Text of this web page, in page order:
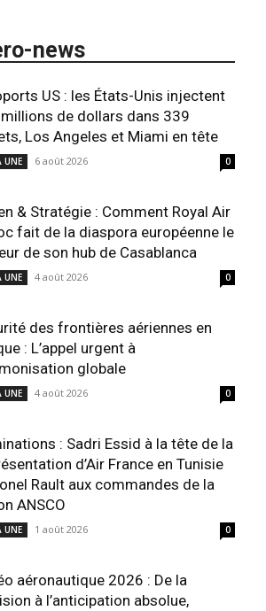
news
US : les États-Unis injectent
de dollars dans 339
Los Angeles et Miami en tête
UNE 6 août 2026 0
& Stratégie : Comment Royal Air
fait de la diaspora européenne le
de son hub de Casablanca
UNE 4 août 2026 0
des frontières aériennes en
: L’appel urgent à
globale
UNE 4 août 2026 0
: Sadri Essid à la tête de la
d’Air France en Tunisie
Rault aux commandes de la
ANSCO
UNE 1 août 2026 0
aéronautique 2026 : De la
à l’anticipation absolue,